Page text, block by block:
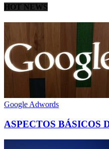
HOT NEWS
Google Adwords
ASPECTOS BÁSICOS